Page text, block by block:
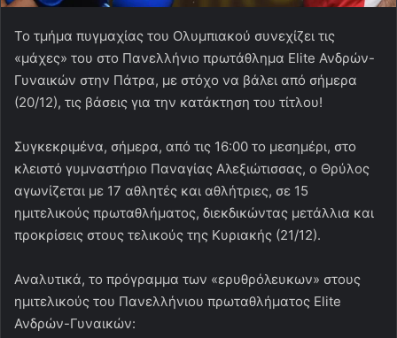
Το τμήμα πυγμαχίας του Ολυμπιακού συνεχίζει τις
«μάχες» του στο Πανελλήνιο πρωτάθλημα Elite Ανδρών-
Γυναικών στην Πάτρα, με στόχο να βάλει από σήμερα
(20/12), τις βάσεις για την κατάκτηση του τίτλου!
Συγκεκριμένα, σήμερα, από τις 16:00 το μεσημέρι, στο
κλειστό γυμναστήριο Παναγίας Αλεξιώτισσας, ο Θρύλος
αγωνίζεται με 17 αθλητές και αθλήτριες, σε 15
ημιτελικούς πρωταθλήματος, διεκδικώντας μετάλλια και
προκρίσεις στους τελικούς της Κυριακής (21/12).
Αναλυτικά, το πρόγραμμα των «ερυθρόλευκων» στους
ημιτελικούς του Πανελλήνιου πρωταθλήματος Elite
Ανδρών-Γυναικών: